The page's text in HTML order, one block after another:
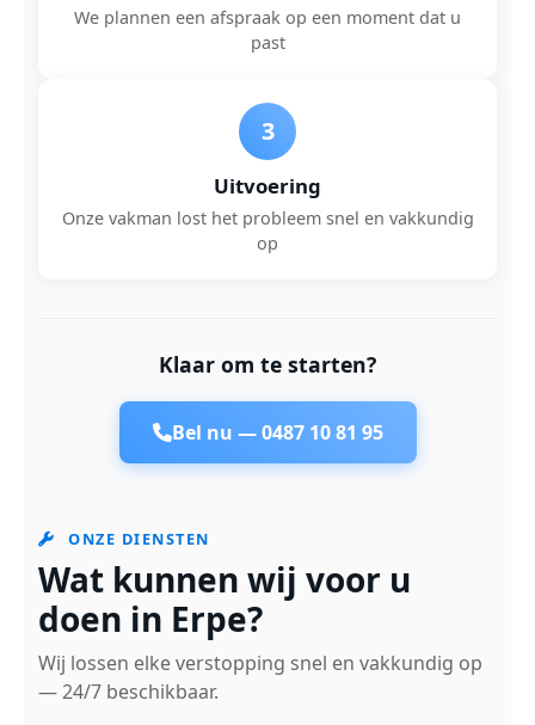
We plannen een afspraak op een moment dat u
past
3
Uitvoering
Onze vakman lost het probleem snel en vakkundig
op
Klaar om te starten?
Bel nu —0487 10 81 95
ONZE DIENSTEN
Wat kunnen wij voor u
doen in Erpe?
Wij lossen elke verstopping snel en vakkundig op
— 24/7 beschikbaar.